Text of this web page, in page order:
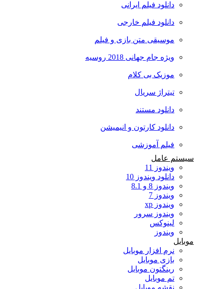
دانلود فیلم ایرانی
دانلود فیلم خارجی
موسیقی متن بازی و فیلم
ویژه جام جهانی 2018 روسیه
موزیک بی کلام
تیتراژ سریال
دانلود مستند
دانلود کارتون و انیمیشن
فیلم آموزشی
سیستم عامل
ویندوز 11
دانلود ویندوز 10
ویندوز 8 و 8.1
ویندوز 7
ویندوز xp
ویندوز سرور
لینوکس
ویندوز
موبایل
نرم افزار موبایل
بازی موبایل
رینگتون موبایل
تم موبایل
نقشه موبایل